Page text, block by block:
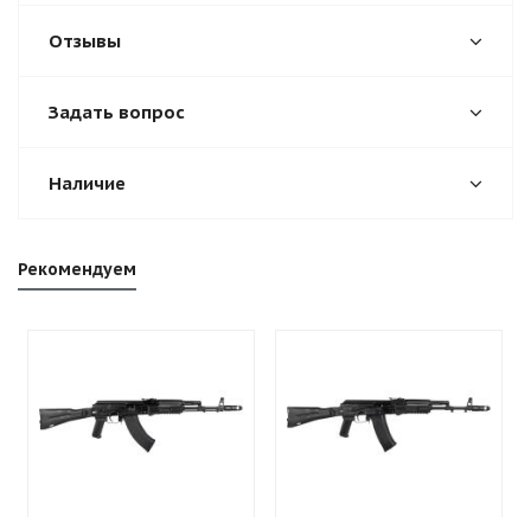
Отзывы
Задать вопрос
Наличие
Рекомендуем